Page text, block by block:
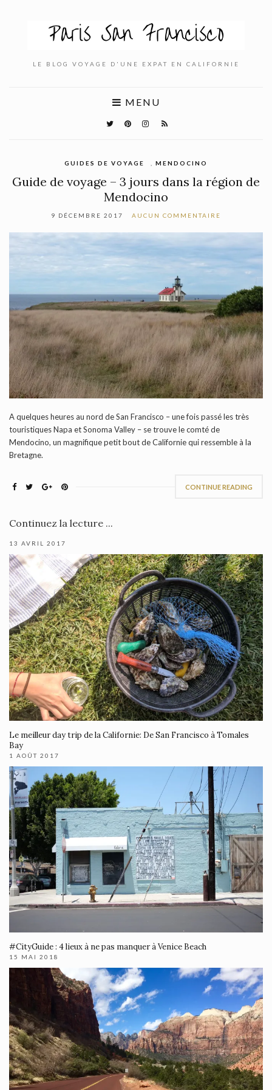
LE BLOG VOYAGE D'UNE EXPAT EN CALIFORNIE
MENU
GUIDES DE VOYAGE MENDOCINO
Guide de voyage – 3 jours dans la région de
Mendocino
9 DÉCEMBRE 2017 AUCUN COMMENTAIRE
A quelques heures au nord de San Francisco – une fois passé les très
touristiques Napa et Sonoma Valley – se trouve le comté de
Mendocino, un magnifique petit bout de Californie qui ressemble à la
Bretagne.
CONTINUE READING
Continuez la lecture ...
13 AVRIL 2017
Le meilleur day trip de la Californie: De San Francisco à Tomales
Bay
1 AOÛT 2017
#CityGuide : 4 lieux à ne pas manquer à Venice Beach
15 MAI 2018